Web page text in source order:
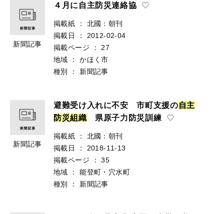
新聞記事
４月に自主防災連絡協
掲載紙 ：
北國：朝刊
掲載日
：
2012-02-04
掲載ページ
：
27
地域
：
かほく市
種別
： 新聞記事
新聞記事
避難受け入れに不安 市町支援の自主
防災組 織 県原子力防災訓練
掲載紙 ：
北國：朝刊
掲載日
：
2018-11-13
掲載ページ
：
35
地域
：
能登町・穴水町
種別
： 新聞記事